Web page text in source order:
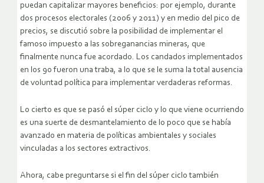
puedan capitalizar mayores beneficios: por ejemplo, durante
dos procesos electorales (2006 y 2011) y en medio del pico de
precios, se discutió sobre la posibilidad de implementar el
famoso impuesto a las sobreganancias mineras, que
finalmente nunca fue acordado. Los candados implementados
en los 90 fueron una traba, a lo que se le suma la total ausencia
de voluntad política para implementar verdaderas reformas.
Lo cierto es que se pasó el súper ciclo y lo que viene ocurriendo
es una suerte de desmantelamiento de lo poco que se había
avanzado en materia de políticas ambientales y sociales
vinculadas a los sectores extractivos.
Ahora, cabe preguntarse si el fin del súper ciclo también